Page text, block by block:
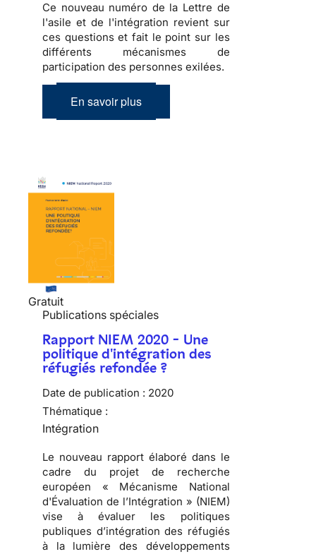
Ce nouveau numéro de la Lettre de
l'asile et de l'intégration revient sur
ces questions et fait le point sur les
différents mécanismes de
participation des personnes exilées.
En savoir plus
Gratuit
Publications spéciales
Rapport NIEM 2020 - Une
politique d'intégration des
réfugiés refondée ?
Date de publication : 2020
Thématique :
Intégration
Le nouveau rapport élaboré dans le
cadre du projet de recherche
européen « Mécanisme National
d'Évaluation de l’Intégration » (NIEM)
vise à évaluer les politiques
publiques d’intégration des réfugiés
à la lumière des développements